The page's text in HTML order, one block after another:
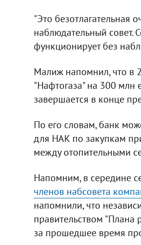
"Это безотлагательная
наблюдательный совет.
функционирует без
Малиж напомнил, что в
"Нафтогаза" на 300 млн
завершается в конце
По его словам, банк
для НАК по закупкам
между отопительными
Напомним, в середине
членов набсовета
напомнили, что
правительством
за прошедшее время